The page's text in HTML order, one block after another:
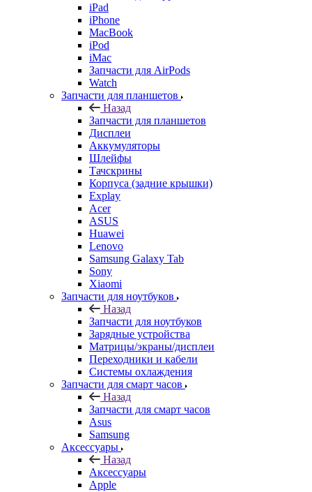
iPad
iPhone
MacBook
iPod
iMac
Запчасти для AirPods
Watch
Запчасти для планшетов
Назад
Запчасти для планшетов
Дисплеи
Аккумуляторы
Шлейфы
Тачскрины
Корпуса (задние крышки)
Explay
Acer
ASUS
Huawei
Lenovo
Samsung Galaxy Tab
Sony
Xiaomi
Запчасти для ноутбуков
Назад
Запчасти для ноутбуков
Зарядные устройства
Матрицы/экраны/дисплеи
Переходники и кабели
Системы охлаждения
Запчасти для смарт часов
Назад
Запчасти для смарт часов
Asus
Samsung
Аксессуары
Назад
Аксессуары
Apple